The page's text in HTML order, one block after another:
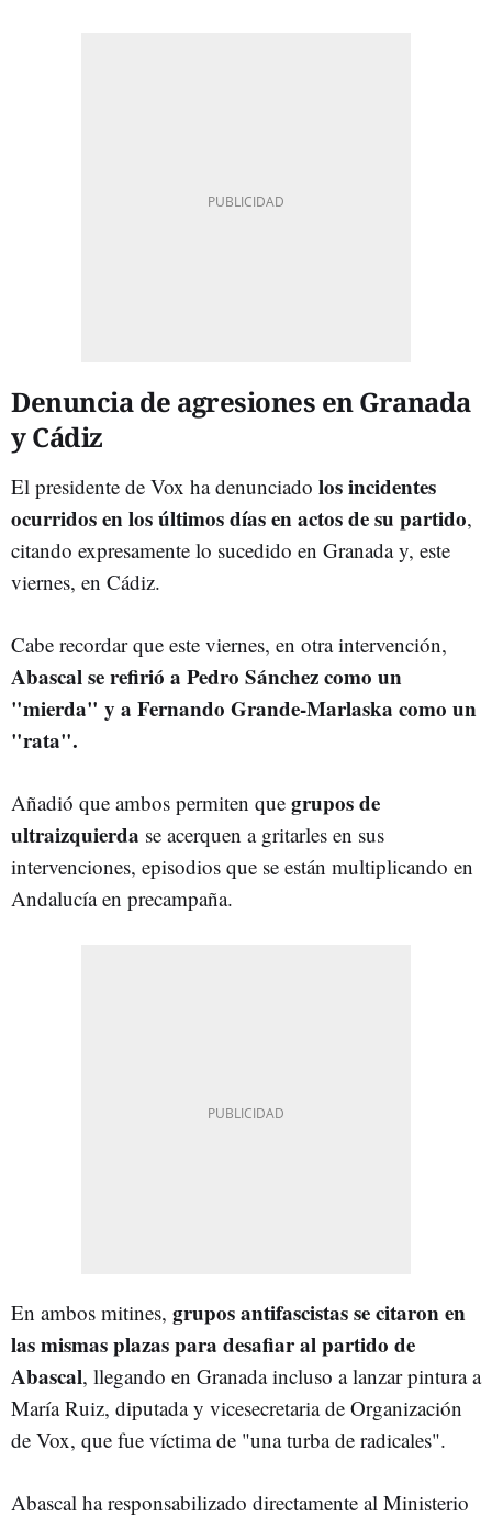
Denuncia de agresiones en Granada
y Cádiz
El presidente de Vox ha denunciado los incidentes
ocurridos en los últimos días en actos de su partido,
citando expresamente lo sucedido en Granada y, este
viernes, en Cádiz.
Cabe recordar que este viernes, en otra intervención,
Abascal se refirió a Pedro Sánchez como un
"mierda" y a Fernando Grande-Marlaska como un
"rata".
Añadió que ambos permiten que grupos de
ultraizquierda se acerquen a gritarles en sus
intervenciones, episodios que se están multiplicando en
Andalucía en precampaña.
En ambos mitines, grupos antifascistas se citaron en
las mismas plazas para desafiar al partido de
Abascal, llegando en Granada incluso a lanzar pintura a
María Ruiz, diputada y vicesecretaria de Organización
de Vox, que fue víctima de "una turba de radicales".
Abascal ha responsabilizado directamente al Ministerio